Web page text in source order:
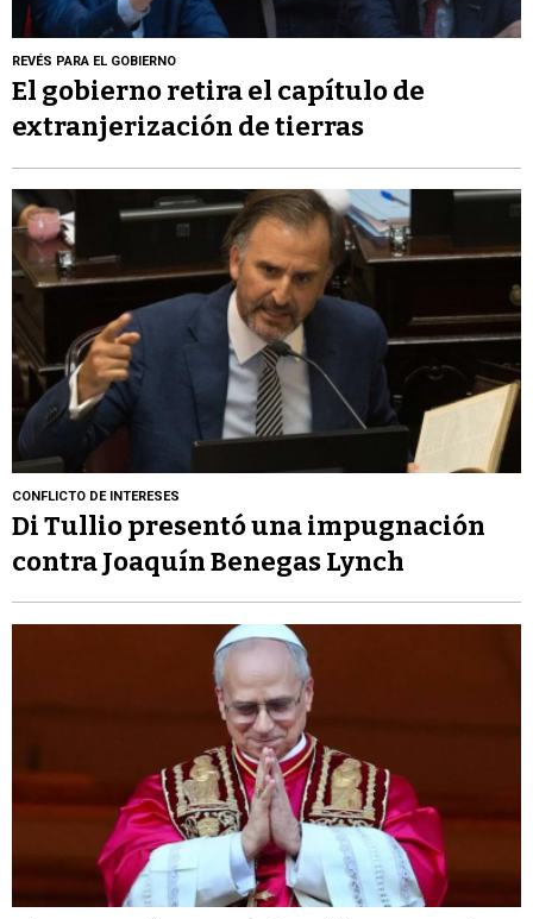
REVÉS PARA EL GOBIERNO
El gobierno retira el capítulo de
extranjerización de tierras
CONFLICTO DE INTERESES
Di Tullio presentó una impugnación
contra Joaquín Benegas Lynch